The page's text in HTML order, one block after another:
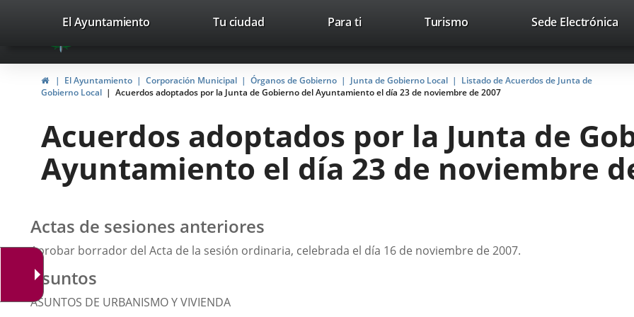
Portal
Web
del
Ayuntamiento
Valladolid
avaTop Trabaja con nosotros Contacto
valladolid.es
El Ayuntamiento Tu ciudad Para ti TurismoThis
open
in
a
up
window.
Sede ElectrónicaLink
HomeEl Ayuntamiento Corporación Municipal Órganos de Gobierno Junta de Gobierno Local
Listado de Acuerdos de Junta de
Gobierno Local
Acuerdos adoptados por la Junta de Gobierno del Ayuntamiento el día 23 de noviembre de 2007
Acuerdos adoptados por la Junta de
Ayuntamiento el día 23 de noviembre
Actas de sesiones anteriores
Aprobar borrador del Acta de la sesión ordinaria, celebrada el día 16 de noviembre de 2007.
Asuntos
ASUNTOS DE URBANISMO Y VIVIENDA